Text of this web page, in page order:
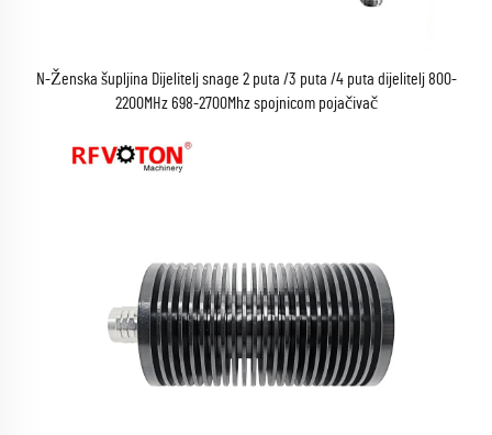
N-Ženska šupljina Dijelitelj snage 2 puta /3 puta /4 puta dijelitelj 800-
2200MHz 698-2700Mhz spojnicom pojačivač